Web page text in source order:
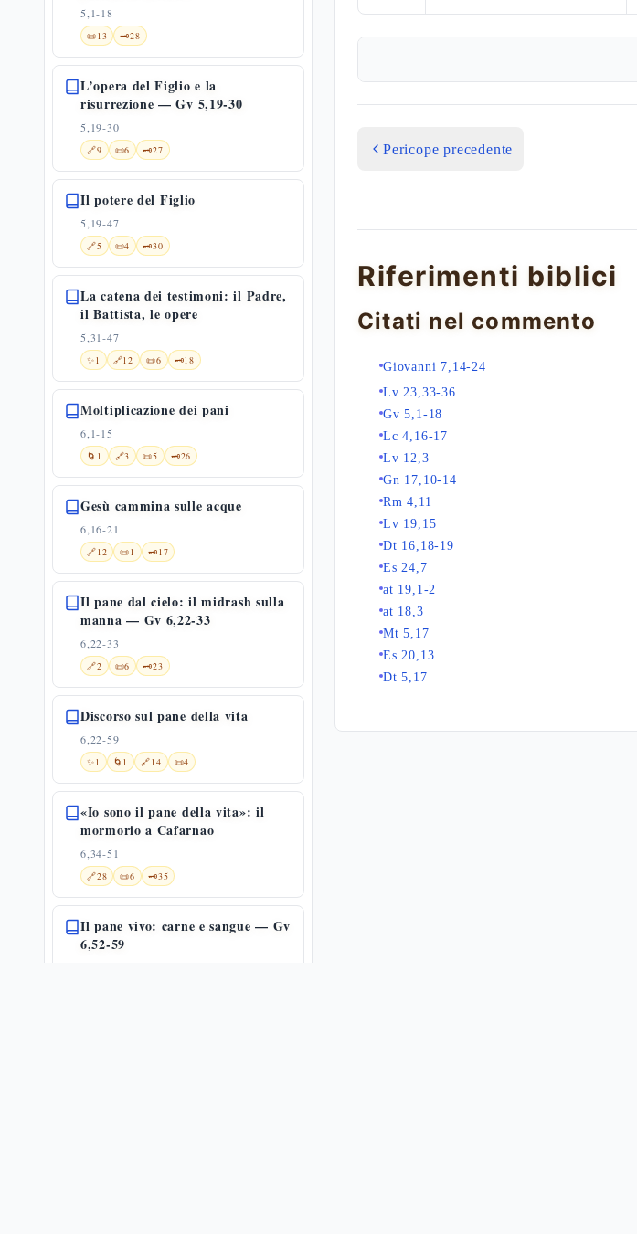
5,1-18
📜13 🗝️28
L’opera del Figlio e la
risurrezione — Gv 5,19-30
5,19-30
🔗9 📜6 🗝️27
Il potere del Figlio
5,19-47
🔗5 📜4 🗝️30
La catena dei testimoni: il Padre,
il Battista, le opere
5,31-47
✨1 🔗12 📜6 🗝️18
Moltiplicazione dei pani
6,1-15
🌀 1 🔗3 📜5 🗝️26
Gesù cammina sulle acque
6,16-21
🔗12 📜1 🗝️17
Il pane dal cielo: il midrash sulla
manna — Gv 6,22-33
6,22-33
🔗2 📜6 🗝️23
Discorso sul pane della vita
6,22-59
✨1 🌀 1 🔗14 📜4
«Io sono il pane della vita»: il
mormorio a Cafarnao
6,34-51
🔗28 📜6 🗝️35
Il pane vivo: carne e sangue — Gv
6,52-59
Pericope precedente
Riferimenti biblici
Citati nel commento
Giovanni 7,14-24
Lv 23,33-36
Gv 5,1-18
Lc 4,16-17
Lv 12,3
Gn 17,10-14
Rm 4,11
Lv 19,15
Dt 16,18-19
Es 24,7
at 19,1-2
at 18,3
Mt 5,17
Es 20,13
Dt 5,17